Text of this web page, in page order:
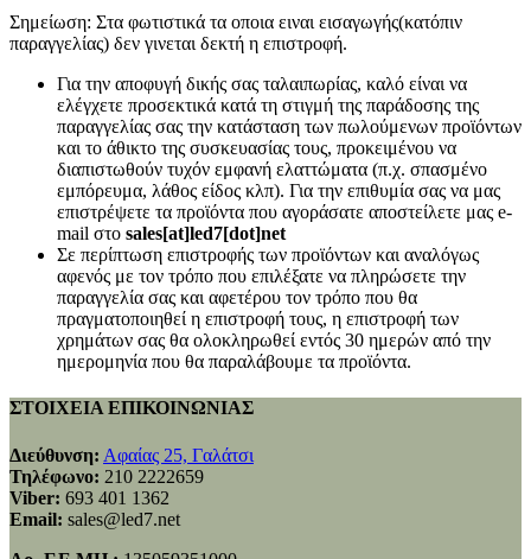
Σημείωση: Στα φωτιστικά τα οποια ειναι εισαγωγής(κατόπιν
παραγγελίας) δεν γινεται δεκτή η επιστροφή.
Για την αποφυγή δικής σας ταλαιπωρίας, καλό είναι να
ελέγχετε προσεκτικά κατά τη στιγμή της παράδοσης της
παραγγελίας σας την κατάσταση των πωλούμενων προϊόντων
και το άθικτο της συσκευασίας τους, προκειμένου να
διαπιστωθούν τυχόν εμφανή ελαττώματα (π.χ. σπασμένο
εμπόρευμα, λάθος είδος κλπ). Για την επιθυμία σας να μας
επιστρέψετε τα προϊόντα που αγοράσατε αποστείλετε μας e-
mail στο sales[at]led7[dot]net
Σε περίπτωση επιστροφής των προϊόντων και αναλόγως
αφενός με τον τρόπο που επιλέξατε να πληρώσετε την
παραγγελία σας και αφετέρου τον τρόπο που θα
πραγματοποιηθεί η επιστροφή τους, η επιστροφή των
χρημάτων σας θα ολοκληρωθεί εντός 30 ημερών από την
ημερομηνία που θα παραλάβουμε τα προϊόντα.
ΣΤΟΙΧΕΙΑ ΕΠΙΚΟΙΝΩΝΙΑΣ
Διεύθυνση: Αφαίας 25, Γαλάτσι
Τηλέφωνο: 210 2222659
Viber: 693 401 1362
Email: sales@led7.net